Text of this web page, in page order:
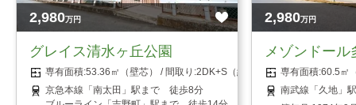
2,980万円
グレイス清水ヶ丘公園
53.36㎡（壁芯）
2DK+S（納戸）
京急本線「南太田」駅まで 徒歩8分
2,980万円
メゾンドール
60.5㎡
南武線「久地」